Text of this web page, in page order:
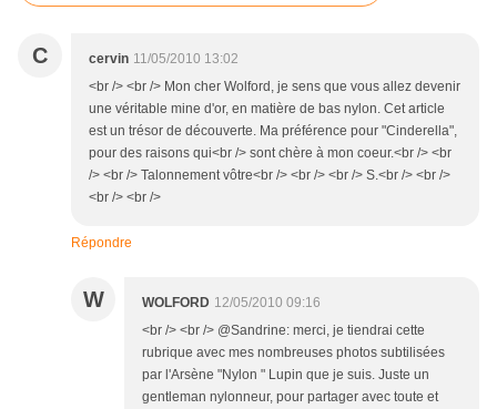
C cervin 11/05/2010 13:02
<br /> <br /> Mon cher Wolford, je sens que vous allez devenir
une véritable mine d'or, en matière de bas nylon. Cet article
est un trésor de découverte. Ma préférence pour "Cinderella",
pour des raisons qui<br /> sont chère à mon coeur.<br /> <br
/> <br /> Talonnement vôtre<br /> <br /> <br /> S.<br /> <br />
<br /> <br />
Répondre
W WOLFORD 12/05/2010 09:16
<br /> <br /> @Sandrine: merci, je tiendrai cette
rubrique avec mes nombreuses photos subtilisées
par l'Arsène "Nylon " Lupin que je suis. Juste un
gentleman nylonneur, pour partager avec toute et